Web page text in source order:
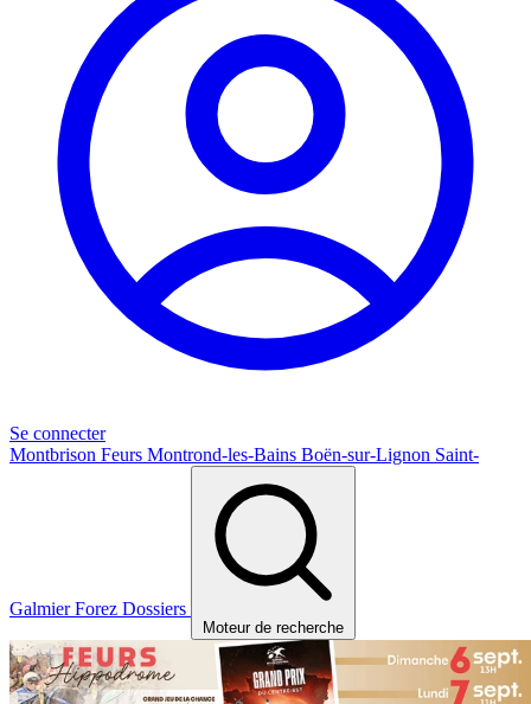
Se connecter
Montbrison Feurs Montrond-les-Bains Boën-sur-Lignon Saint-
GalmierForez Dossiers
Moteur de recherche